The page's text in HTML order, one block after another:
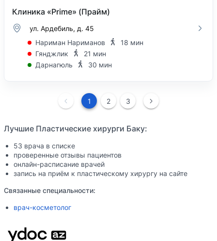
Клиника «Prime» (Прайм)
ул. Ардебиль, д. 45
Нариман Нариманов
18 мин
Гянджлик
21 мин
Дарнагюль
30 мин
1 2 3
Лучшие Пластические хирурги Баку:
53 врача в списке
проверенные отзывы пациентов
онлайн-расписание врачей
запись на приём к пластическому хирургу на сайте
Связанные специальности:
врач-косметолог